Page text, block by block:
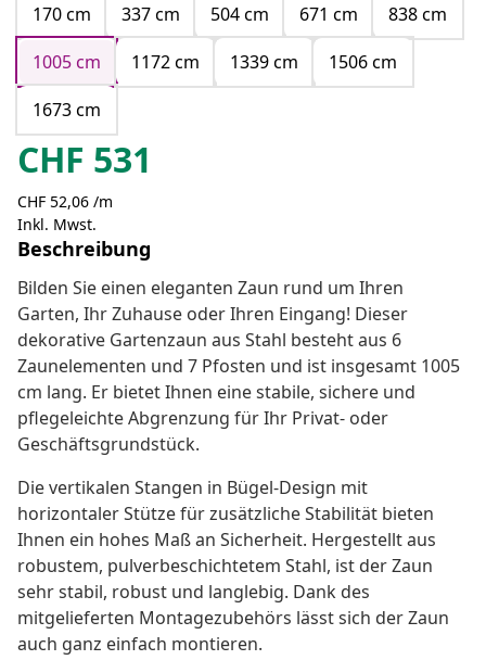
170 cm
337 cm 504 cm 671 cm
838 cm
1005 cm
1172 cm 1339 cm
1506 cm
1673 cm
CHF 531
CHF 52,06 /m
Inkl. Mwst.
Beschreibung
Bilden Sie einen eleganten Zaun rund um Ihren
Garten, Ihr Zuhause oder Ihren Eingang! Dieser
dekorative Gartenzaun aus Stahl besteht aus 6
Zaunelementen und 7 Pfosten und ist insgesamt 1005
cm lang. Er bietet Ihnen eine stabile, sichere und
pflegeleichte Abgrenzung für Ihr Privat- oder
Geschäftsgrundstück.
Die vertikalen Stangen in Bügel-Design mit
horizontaler Stütze für zusätzliche Stabilität bieten
Ihnen ein hohes Maß an Sicherheit. Hergestellt aus
robustem, pulverbeschichtetem Stahl, ist der Zaun
sehr stabil, robust und langlebig. Dank des
mitgelieferten Montagezubehörs lässt sich der Zaun
auch ganz einfach montieren.